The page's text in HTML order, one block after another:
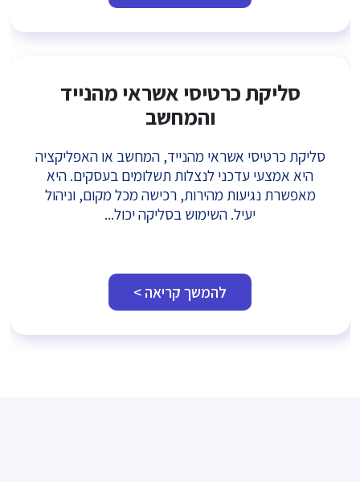
סליקת כרטיסי אשראי מהנייד
והמחשב
סליקת כרטיסי אשראי מהנייד, המחשב או האפליקציה
היא אמצעי עדכני לנצלות תשלומים בעסקים. היא
מאפשרת נגיעות מהירות, רכישה מכל מקום, וניהול
יעיל. השימוש בסליקה יכול...
להמשך קריאה >